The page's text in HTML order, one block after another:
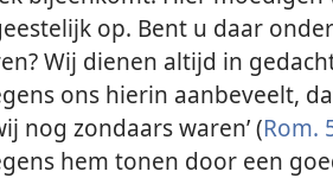
op. Bent u daar
Wij dienen altijd in
ons hierin aanbeveelt,
nog zondaars waren’ (Rom.
hem tonen door een